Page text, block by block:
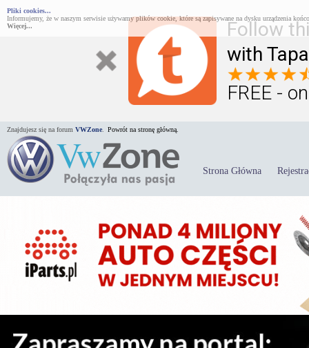
Follow
with
FREE -
Pliki cookies...
Informujemy, że w naszym serwisie używamy plików cookie, które są zapisywane na dysku urządzenia
Więcej...
Znajdujesz się na forum VWZone Powrót na stronę główną.
Strona Główna